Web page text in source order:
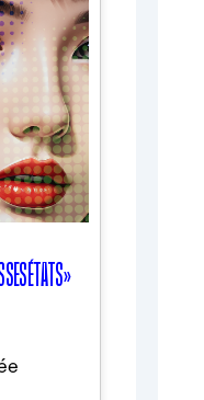
ÉTATS »